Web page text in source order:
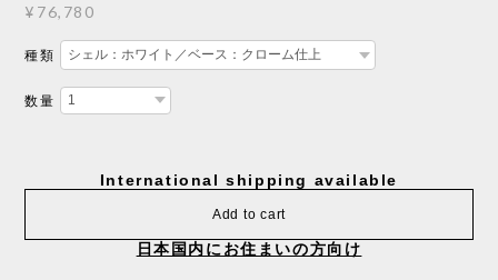
¥76,780
種類
数量
International shipping available
Add to cart
日本国内にお住まいの方向け